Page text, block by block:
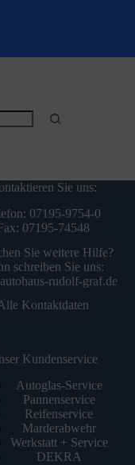
Sie uns:
07195-9754-0
07195-74548
Sie weitere Hilfe?
schreiben Sie uns:
rudolf-graf.de
Kontaktdaten
Kundenservice
Autoglas-Service
Pannenservice
Reifenservice
Marderabwehr
Werkstatt + Service
DEKRA